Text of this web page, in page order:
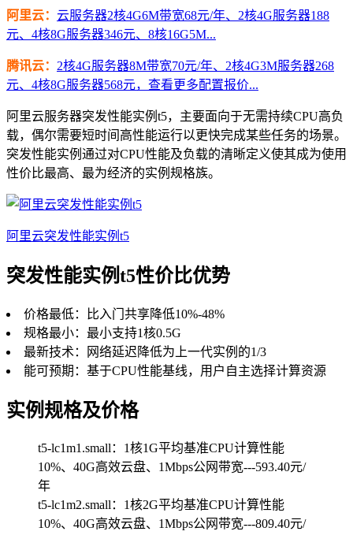
阿里云： 云服务器2核4G6M带宽68元/年、2核4G服务器188
元、4核8G服务器346元、8核16G5M...
腾讯云： 2核4G服务器8M带宽70元/年、2核4G3M服务器268
元、4核8G服务器568元，查看更多配置报价...
阿里云服务器突发性能实例t5，主要面向于无需持续CPU高负
载，偶尔需要短时间高性能运行以更快完成某些任务的场景。
突发性能实例通过对CPU性能及负载的清晰定义使其成为使用
性价比最高、最为经济的实例规格族。
阿里云突发性能实例t5
突发性能实例t5性价比优势
价格最低：比入门共享降低10%-48%
规格最小：最小支持1核0.5G
最新技术：网络延迟降低为上一代实例的1/3
能可预期：基于CPU性能基线，用户自主选择计算资源
实例规格及价格
t5-lc1m1.small：1核1G平均基准CPU计算性能
10%、40G高效云盘、1Mbps公网带宽---593.40元/
年
t5-lc1m2.small：1核2G平均基准CPU计算性能
10%、40G高效云盘、1Mbps公网带宽---809.40元/